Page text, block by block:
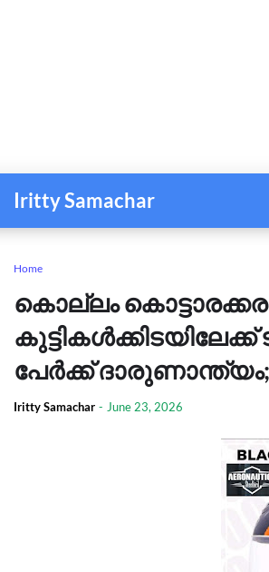
Iritty Samachar
Home
കൊല്ലം
പേർക്ക്
Iritty Samachar - June 23, 2026